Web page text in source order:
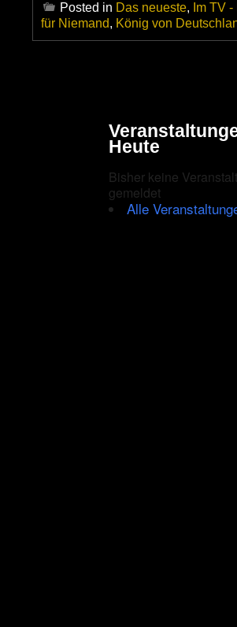
Posted in Das neueste, Im TV
für Niemand, König von
Heute
Bisher keine
gemeldet
Alle